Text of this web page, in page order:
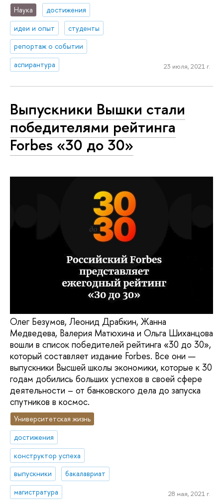
Наука
достижения
идеи и опыт
студенты
репортаж о событии
аспирантура
23 июля, 2021 г.
Выпускники Вышки стали
победителями рейтинга
Forbes «30 до 30»
Олег Безумов, Леонид Драбкин, Жанна
Медведева, Валерия Матюхина и Ольга Шиханцова
вошли в список победителей рейтинга «30 до 30»,
который составляет издание Forbes. Все они —
выпускники Высшей школы экономики, которые к 30
годам добились больших успехов в своей сфере
деятельности – от банковского дела до запуска
спутников в космос.
Университетская жизнь
достижения
конструктор успеха
выпускники
бакалавриат
магистратура
28 мая, 2021 г.